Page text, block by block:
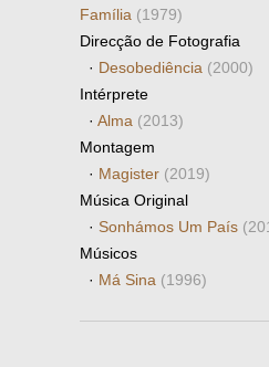
Família (1979)
Direcção de Fotografia
· Desobediência (2000)
Intérprete
· Alma (2013)
Montagem
· Magister (2019)
Música Original
· Sonhámos Um País
Músicos
· Má Sina (1996)